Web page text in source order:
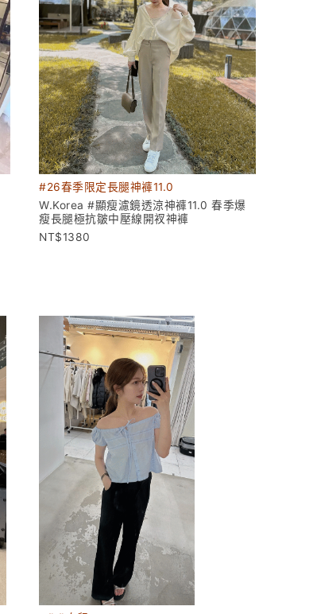
#26春季限定長腿神褲11.0
W.Korea #顯瘦濾鏡透涼神褲11.0 春季爆
瘦長腿極抗皺中壓線開衩神褲
1380